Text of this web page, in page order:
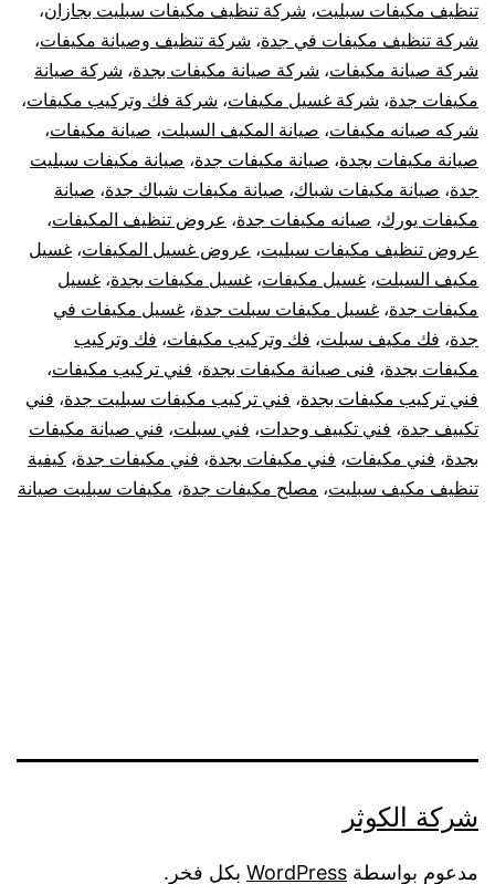
تنظيف مكيفات سبليت، شركة تنظيف مكيفات سبليت بجازان،
شركة تنظيف مكيفات في جدة، شركة تنظيف وصيانة مكيفات،
شركة صيانة مكيفات، شركة صيانة مكيفات بجدة، شركة صيانة
مكيفات جدة، شركة غسيل مكيفات، شركة فك وتركيب مكيفات،
شركه صيانه مكيفات، صيانة المكيف السبلت، صيانة مكيفات،
صيانة مكيفات بجدة، صيانة مكيفات جدة، صيانة مكيفات سبليت
جدة، صيانة مكيفات شباك، صيانة مكيفات شباك جدة، صيانة
مكيفات يورك، صيانه مكيفات جدة، عروض تنظيف المكيفات،
عروض تنظيف مكيفات سبليت، عروض غسيل المكيفات، غسيل
مكيف السبلت، غسيل مكيفات، غسيل مكيفات بجدة، غسيل
مكيفات جدة، غسيل مكيفات سبلت جدة، غسيل مكيفات في
جدة، فك مكيف سبلت، فك وتركيب مكيفات، فك وتركيب
مكيفات بجدة، فنى صيانة مكيفات بجدة، فني تركيب مكيفات،
فني تركيب مكيفات بجدة، فني تركيب مكيفات سبليت جدة، فني
تكييف جدة، فني تكييف وحدات، فني سبلت، فني صيانة مكيفات
بجدة، فني مكيفات، فني مكيفات بجدة، فني مكيفات جدة، كيفية
تنظيف مكيف سبليت، مصلح مكيفات جدة، مكيفات سبليت صيانة
شركة الكوثر
مدعوم بواسطة WordPress بكل فخر.